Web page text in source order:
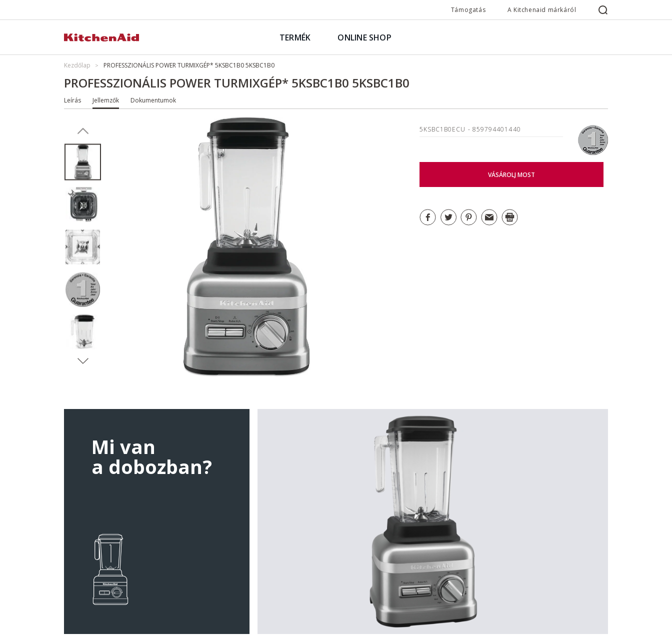
Támogatás A Kitchenaid márkáról
TERMÉK ONLINE SHOP
Kezdőlap PROFESSZIONÁLIS POWER TURMIXGÉP* 5KSBC1B0 5KSBC1B0
PROFESSZIONÁLIS POWER TURMIXGÉP* 5KSBC1B0 5KSBC1B0
Leírás Jellemzők Dokumentumok
5KSBC1B0ECU - 859794401440
VÁSÁROLJ MOST
Mi van
a dobozban?